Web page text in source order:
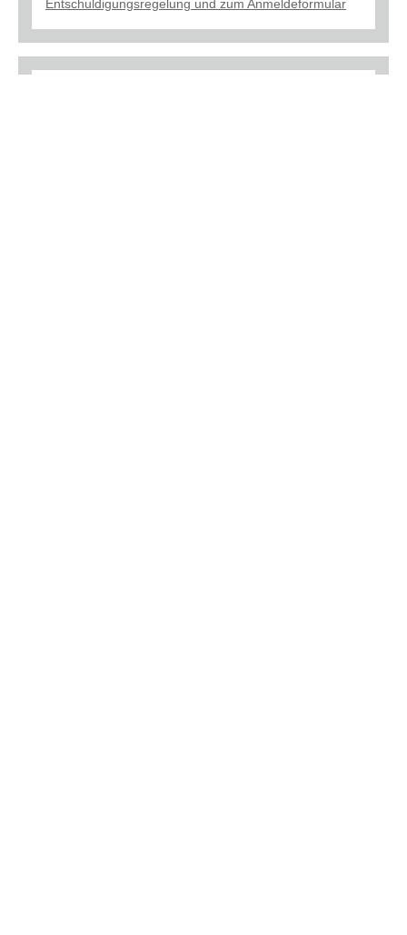
Entschuldigungsregelung und zum Anmeldeformular